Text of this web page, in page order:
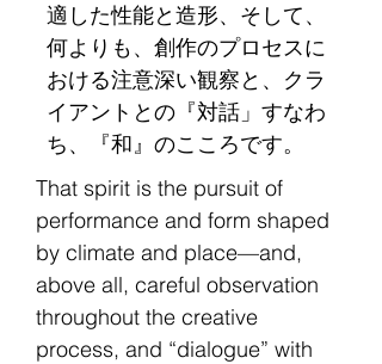
適した性能と造形、そして、
何よりも、創作のプロセスに
おける注意深い観察と、クラ
イアントとの『対話」すなわ
ち、『和』のこころです。
That spirit is the pursuit of
performance and form shaped
by climate and place—and,
above all, careful observation
throughout the creative
process, and “dialogue” with